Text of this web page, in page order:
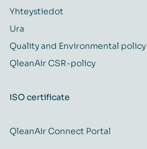
Yhteystiedot
Ura
Quality and Environmental policy
QleanAir CSR-policy
ISO certificate
QleanAir Connect Portal